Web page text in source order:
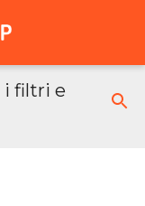
i filtri e